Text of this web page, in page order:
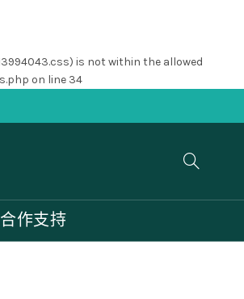
is not within the allowed
on line 34
合作支持